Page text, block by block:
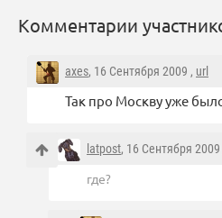
Комментарии
axes, 16 Сентября 2009 , url
Так про Москву уже
latpost, 16 Сентября 2009
где?